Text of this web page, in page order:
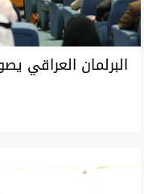
البرلمان العراقي